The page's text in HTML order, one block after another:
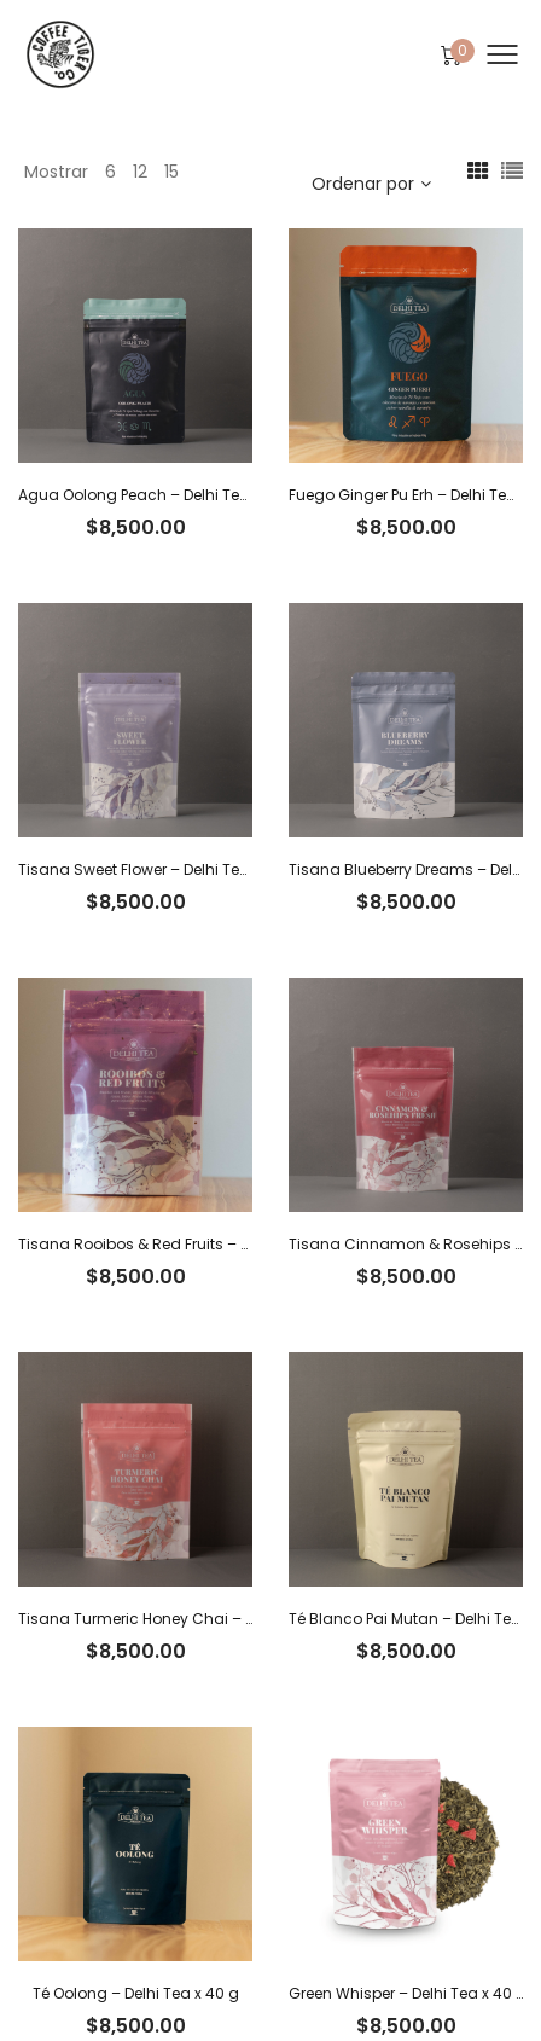
0
Mostrar 6 12 15 Ordenar por
Agua Oolong Peach – Delhi Tea x 40 g
$8,500.00
Fuego Ginger Pu Erh – Delhi Tea x 40 g
$8,500.00
Tisana Sweet Flower – Delhi Tea x 30 g
$8,500.00
Tisana Blueberry Dreams – Delhi Tea x 60 g
$8,500.00
Tisana Rooibos & Red Fruits – Delhi Tea x 40 g
$8,500.00
Tisana Cinnamon & Rosehips Fresh – Delhi Tea x 60 g
$8,500.00
Tisana Turmeric Honey Chai – Delhi Tea x 40 g
$8,500.00
Té Blanco Pai Mutan – Delhi Tea x 40 g
$8,500.00
Té Oolong – Delhi Tea x 40 g
$8,500.00
Green Whisper – Delhi Tea x 40 g
$8,500.00